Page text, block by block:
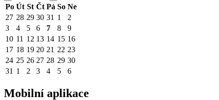
Po Út St Čt Pá So Ne
27 28 29 30 31 1
2
3
4 5 6 7 8
9
10 11 12 13 14 15 16
17 18 19 20 21 22 23
24 25 26 27 28 29 30
31 1 2 3 4 5 6
Mobilní aplikace